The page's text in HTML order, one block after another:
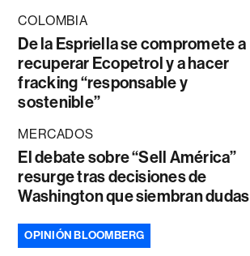
COLOMBIA
De la Espriella se compromete a
recuperar Ecopetrol y a hacer
fracking “responsable y
sostenible”
MERCADOS
El debate sobre “Sell América”
resurge tras decisiones de
Washington que siembran dudas
OPINIÓN BLOOMBERG